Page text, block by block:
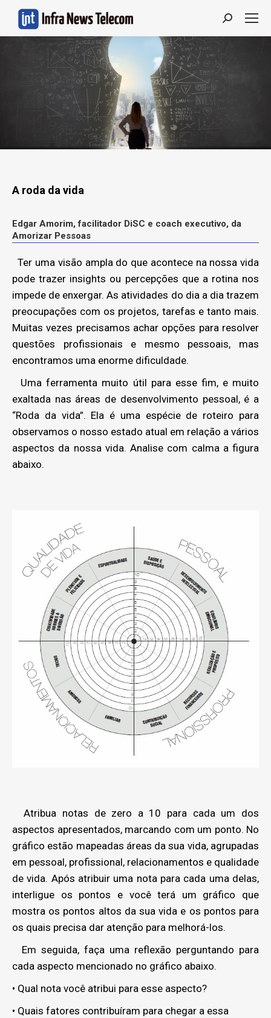
Search:
A roda da vida
Edgar Amorim, facilitador DiSC e coach executivo, da
Amorizar Pessoas
Ter uma visão ampla do que acontece na nossa vida
pode trazer insights ou percepções que a rotina nos
impede de enxergar. As atividades do dia a dia trazem
preocupações com os projetos, tarefas e tanto mais.
Muitas vezes precisamos achar opções para resolver
questões profissionais e mesmo pessoais, mas
encontramos uma enorme dificuldade.
Uma ferramenta muito útil para esse fim, e muito
exaltada nas áreas de desenvolvimento pessoal, é a
“Roda da vida”. Ela é uma espécie de roteiro para
observamos o nosso estado atual em relação a vários
aspectos da nossa vida. Analise com calma a figura
abaixo.
Atribua notas de zero a 10 para cada um dos
aspectos apresentados, marcando com um ponto. No
gráfico estão mapeadas áreas da sua vida, agrupadas
em pessoal, profissional, relacionamentos e qualidade
de vida. Após atribuir uma nota para cada uma delas,
interligue os pontos e você terá um gráfico que
mostra os pontos altos da sua vida e os pontos para
os quais precisa dar atenção para melhorá-los.
Em seguida, faça uma reflexão perguntando para
cada aspecto mencionado no gráfico abaixo.
• Qual nota você atribui para esse aspecto?
• Quais fatores contribuíram para chegar a essa